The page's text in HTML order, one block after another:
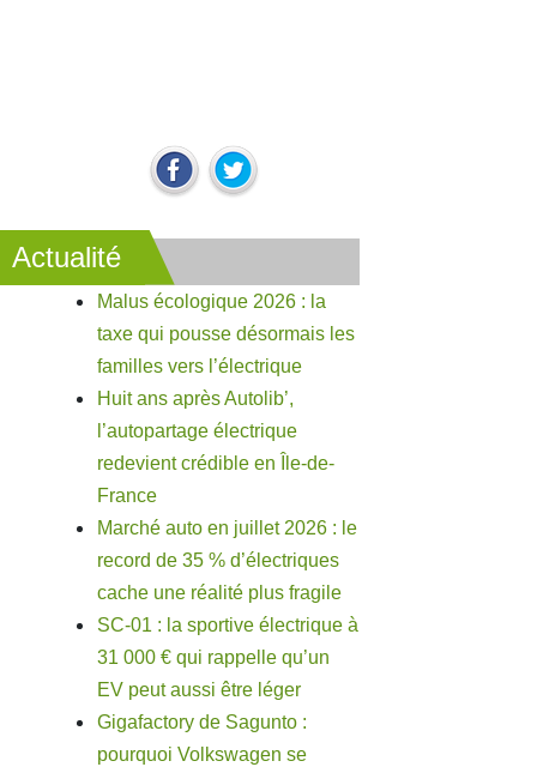
Actualité
Malus écologique 2026 : la
taxe qui pousse désormais les
familles vers l’électrique
Huit ans après Autolib’,
l’autopartage électrique
redevient crédible en Île-de-
France
Marché auto en juillet 2026 : le
record de 35 % d’électriques
cache une réalité plus fragile
SC-01 : la sportive électrique à
31 000 € qui rappelle qu’un
EV peut aussi être léger
Gigafactory de Sagunto :
pourquoi Volkswagen se